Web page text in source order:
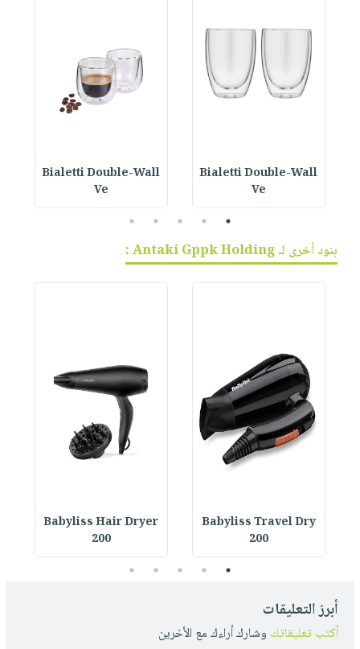
Bialetti Double-Wall
Ve
Bialetti Double-Wall
Ve
1
2
3
4
5
بنود أخرى لـ Antaki Gppk Holding :
Babyliss Travel Dry
200
Babyliss Hair Dryer
200
1
2
3
4
5
أبرز التعليقات
أكتب تعليقاتك وشارك أراءك مع الأخرين